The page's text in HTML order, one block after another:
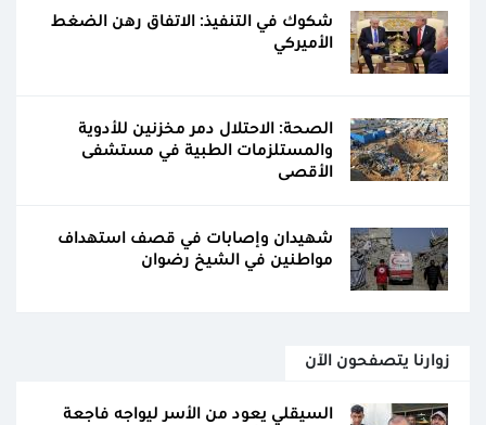
شكوك في التنفيذ: الاتفاق رهن الضغط
الأميركي
الصحة: الاحتلال دمر مخزنين للأدوية
والمستلزمات الطبية في مستشفى
الأقصى
شهيدان وإصابات في قصف استهداف
مواطنين في الشيخ رضوان
زوارنا يتصفحون الآن
السيقلي يعود من الأسر ليواجه فاجعة